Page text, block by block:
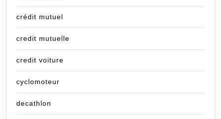
crédit mutuel
credit mutuelle
credit voiture
cyclomoteur
decathlon